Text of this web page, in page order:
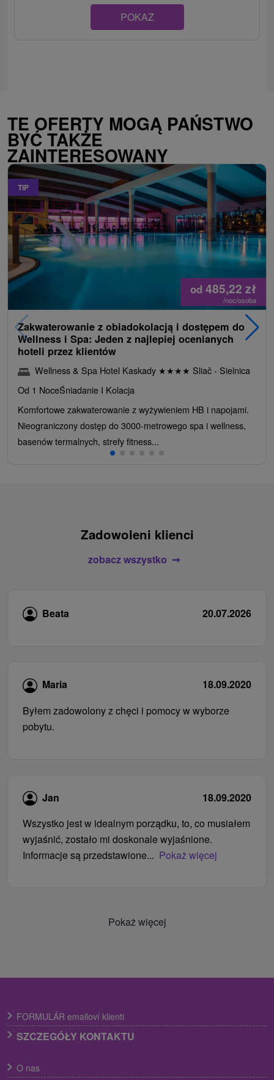
POKAZ
TE OFERTY MOGĄ PAŃSTWO
BYĆ TAKŻE
ZAINTERESOWANY
TIP
od 485,22 zł
/noc/osoba
Zakwaterowanie z obiadokolacją i dostępem do
Wellness i Spa: Jeden z najlepiej ocenianych
hoteli przez klientów
Wellness & Spa Hotel Kaskady ★★★★ Sliač - Sielnica
Od 1 NoceŚniadanie I Kolacja
Komfortowe zakwaterowanie z wyżywieniem HB i napojami.
Nieograniczony dostęp do 3000-metrowego spa i wellness,
basenów termalnych, strefy fitness...
Zadowoleni klienci
zobacz wszystko
Beata 20.07.2026
Maria
18.09.2020
Byłem zadowolony z chęci i pomocy w wyborze
pobytu.
Jan
18.09.2020
Wszystko jest w idealnym porządku, to, co musiałem
wyjaśnić, zostało mi doskonale wyjaśnione.
Informacje są przedstawione... Pokaż więcej
Pokaż więcej
FORMULÁR emailoví klienti
SZCZEGÓŁY KONTAKTU
O nas